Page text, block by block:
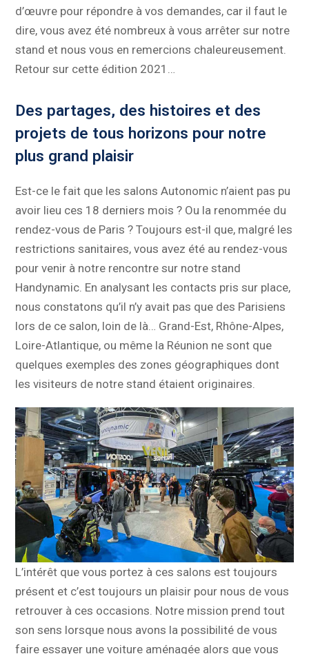
d’œuvre pour répondre à vos demandes, car il faut le
dire, vous avez été nombreux à vous arrêter sur notre
stand et nous vous en remercions chaleureusement.
Retour sur cette édition 2021…
Des partages, des histoires et des
projets de tous horizons pour notre
plus grand plaisir
Est-ce le fait que les salons Autonomic n’aient pas pu
avoir lieu ces 18 derniers mois ? Ou la renommée du
rendez-vous de Paris ? Toujours est-il que, malgré les
restrictions sanitaires, vous avez été au rendez-vous
pour venir à notre rencontre sur notre stand
Handynamic. En analysant les contacts pris sur place,
nous constatons qu’il n’y avait pas que des Parisiens
lors de ce salon, loin de là… Grand-Est, Rhône-Alpes,
Loire-Atlantique, ou même la Réunion ne sont que
quelques exemples des zones géographiques dont
les visiteurs de notre stand étaient originaires.
L’intérêt que vous portez à ces salons est toujours
présent et c’est toujours un plaisir pour nous de vous
retrouver à ces occasions. Notre mission prend tout
son sens lorsque nous avons la possibilité de vous
faire essayer une voiture aménagée alors que vous